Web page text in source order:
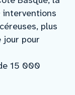
plus
pour
15 000